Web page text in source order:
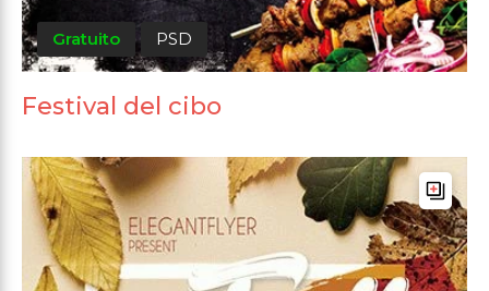
Gratuito PSD
Festival del cibo